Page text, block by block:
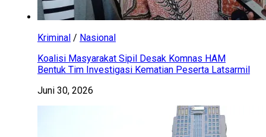
Kriminal / Nasional
Koalisi Masyarakat Sipil Desak Komnas HAM
Bentuk Tim Investigasi Kematian Peserta Latsarmil
Juni 30, 2026